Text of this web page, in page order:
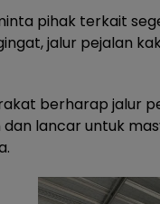
pihak terkait
jalur pejalan
berharap jalur
lancar untuk